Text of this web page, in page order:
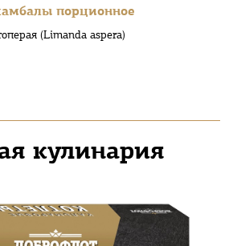
порционное
(Limanda aspera)
кулинария